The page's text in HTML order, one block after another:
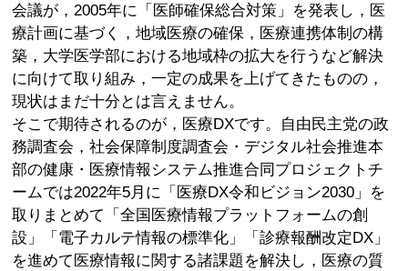
会議が，2005年に「医師確保総合対策」を発表し，医
療計画に基づく，地域医療の確保，医療連携体制の構
築，大学医学部における地域枠の拡大を行うなど解決
に向けて取り組み，一定の成果を上げてきたものの，
現状はまだ十分とは言えません。
そこで期待されるのが，医療DXです。自由民主党の政
務調査会，社会保障制度調査会・デジタル社会推進本
部の健康・医療情報システム推進合同プロジェクトチ
ームでは2022年5月に「医療DX令和ビジョン2030」を
取りまとめて「全国医療情報プラットフォームの創
設」「電子カルテ情報の標準化」「診療報酬改定DX」
を進めて医療情報に関する諸課題を解決し，医療の質